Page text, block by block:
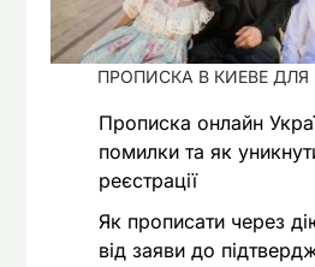
ПРОПИСКА В КИЕВЕ
Прописка онлайн
помилки та як
реєстрації
Як прописати через
від заяви до